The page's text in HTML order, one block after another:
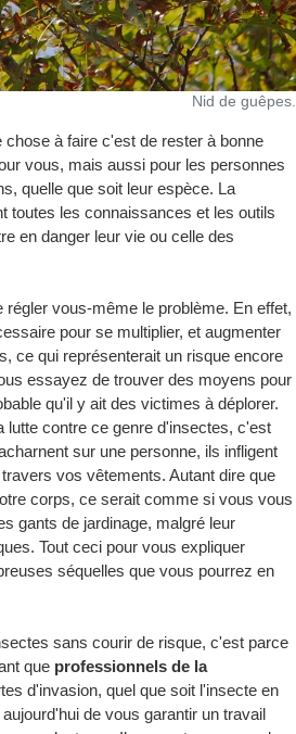
Nid de guêpes.
à faire c'est de rester à bonne
vous, mais aussi pour les personnes
quelle que soit leur espèce. La
toutes les connaissances et les outils
en danger leur vie ou celle des
vous-même le problème. En effet,
pour se multiplier, et augmenter
ce qui représenterait un risque encore
essayez de trouver des moyens pour
qu'il y ait des victimes à déplorer.
lutte contre ce genre d'insectes, c'est
sur une personne, ils infligent
vos vêtements. Autant dire que
corps, ce serait comme si vous vous
gants de jardinage, malgré leur
Tout ceci pour vous expliquer
séquelles que vous pourrez en
sans courir de risque, c'est parce
que professionnels de la
d'invasion, quel que soit l'insecte en
de vous garantir un travail